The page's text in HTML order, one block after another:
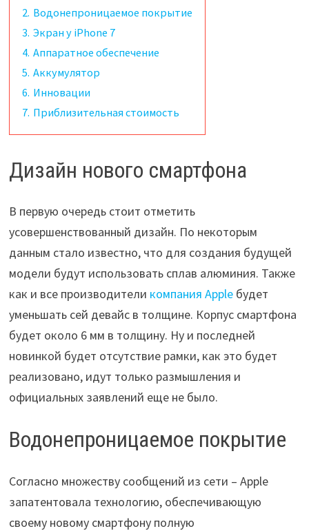
2. Водонепроницаемое покрытие
3. Экран у iPhone 7
4. Аппаратное обеспечение
5. Аккумулятор
6. Инновации
7. Приблизительная стоимость
Дизайн нового смартфона
В первую очередь стоит отметить
усовершенствованный дизайн. По некоторым
данным стало известно, что для создания будущей
модели будут использовать сплав алюминия. Также
как и все производители компания Appleбудет
уменьшать сей девайс в толщине. Корпус смартфона
будет около 6 мм в толщину. Ну и последней
новинкой будет отсутствие рамки, как это будет
реализовано, идут только размышления и
официальных заявлений еще не было.
Водонепроницаемое покрытие
Согласно множеству сообщений из сети – Apple
запатентовала технологию, обеспечивающую
своему новому смартфону полную